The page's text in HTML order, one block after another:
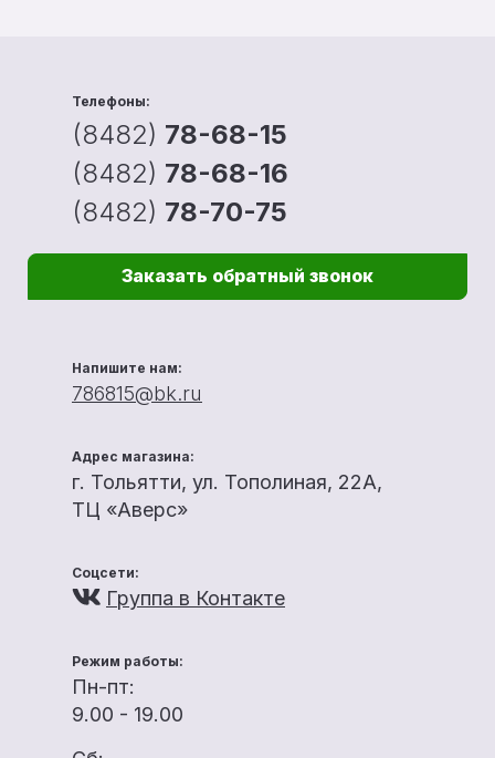
Телефоны:
(8482) 78-68-15
(8482) 78-68-16
(8482) 78-70-75
Заказать обратный звонок
Напишите нам:
786815@bk.ru
Адрес магазина:
г. Тольятти, ул. Тополиная, 22А,
ТЦ «Аверс»
Соцсети:
Группа в Контакте
Режим работы:
Пн-пт:
9.00 - 19.00